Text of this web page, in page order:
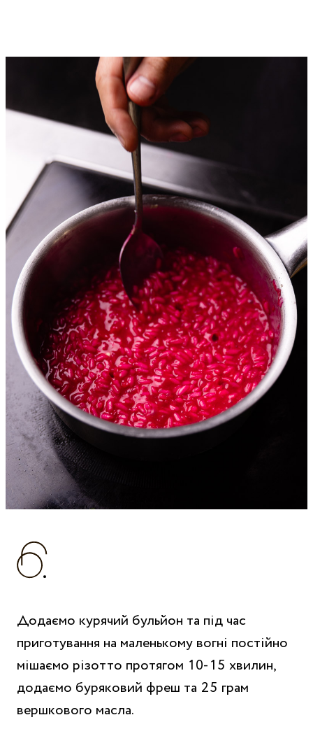
Додаємо курячий бульйон та під час
приготування на маленькому вогні постійно
мішаємо різотто протягом 10-15 хвилин,
додаємо буряковий фреш та 25 грам
вершкового масла.